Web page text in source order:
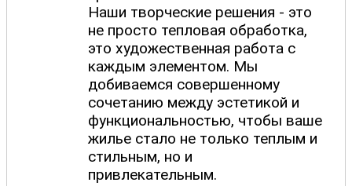
Наши творческие решения - это
не просто тепловая обработка,
это художественная работа с
каждым элементом. Мы
добиваемся совершенному
сочетанию между эстетикой и
функциональностью, чтобы ваше
жилье стало не только теплым и
стильным, но и
привлекательным.